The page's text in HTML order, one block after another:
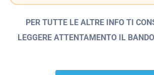
PER TUTTE LE ALTRE INFO TI
LEGGERE ATTENTAMENTO IL BANDO